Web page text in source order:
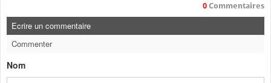
0 Commentaires
Ecrire un commentaire
Commenter
Nom